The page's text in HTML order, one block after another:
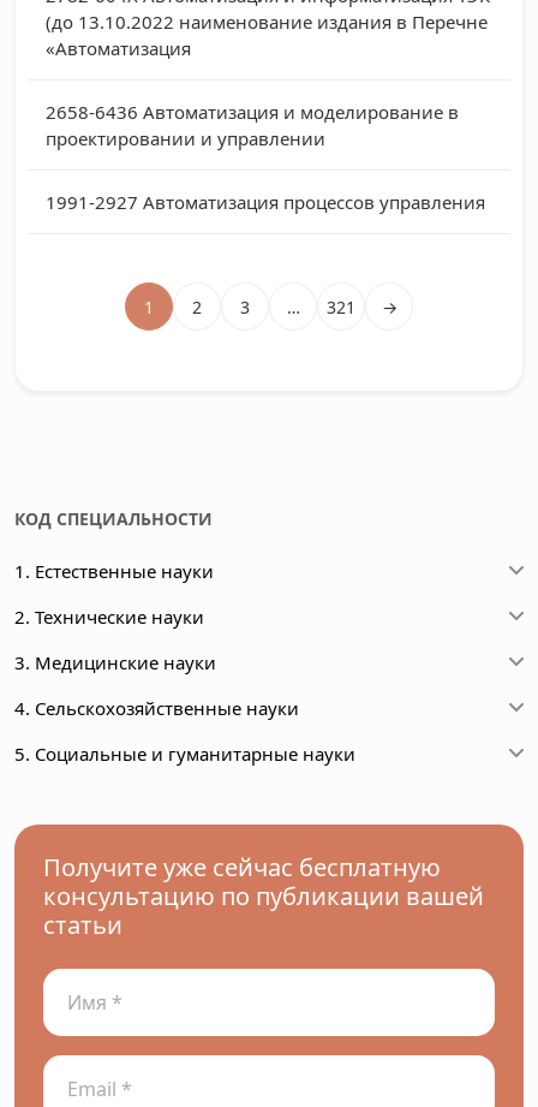
(до 13.10.2022 наименование издания в Перечне
«Автоматизация
2658-6436 Автоматизация и моделирование в
проектировании и управлении
1991-2927 Автоматизация процессов управления
1 2 3 … 321 →
КОД СПЕЦИАЛЬНОСТИ
1. Естественные науки
2. Технические науки
3. Медицинские науки
4. Сельскохозяйственные науки
5. Социальные и гуманитарные науки
Получите уже сейчас бесплатную
консультацию по публикации вашей
статьи